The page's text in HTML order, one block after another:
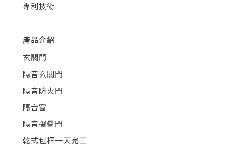
專利技術
產品介紹
玄關門
隔音玄關門
隔音防火門
隔音窗
隔音摺疊門
乾式包框一天完工